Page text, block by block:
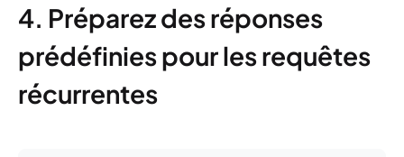
4. Préparez des réponses
prédéfinies pour les requêtes
récurrentes